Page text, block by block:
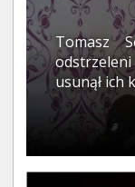
Tomasz
usunął ich